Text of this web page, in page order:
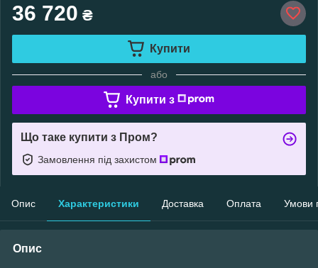
36 720 ₴
Купити
або
Купити з
Що таке купити з Пром?
Замовлення під захистом
Опис Характеристики Доставка Оплата Умови
Опис